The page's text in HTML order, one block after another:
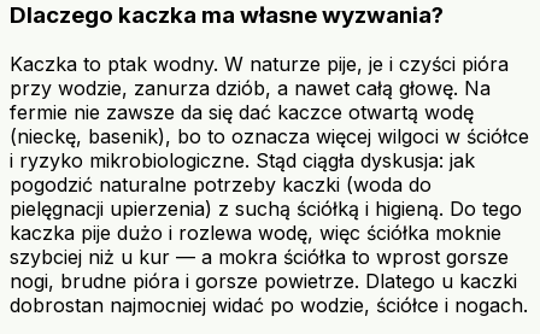
Dlaczego kaczka ma własne wyzwania?
Kaczka to ptak wodny. W naturze pije, je i czyści pióra
przy wodzie, zanurza dziób, a nawet całą głowę. Na
fermie nie zawsze da się dać kaczce otwartą wodę
(nieckę, basenik), bo to oznacza więcej wilgoci w ściółce
i ryzyko mikrobiologiczne. Stąd ciągła dyskusja: jak
pogodzić naturalne potrzeby kaczki (woda do
pielęgnacji upierzenia) z suchą ściółką i higieną. Do tego
kaczka pije dużo i rozlewa wodę, więc ściółka moknie
szybciej niż u kur — a mokra ściółka to wprost gorsze
nogi, brudne pióra i gorsze powietrze. Dlatego u kaczki
dobrostan najmocniej widać po wodzie, ściółce i nogach.